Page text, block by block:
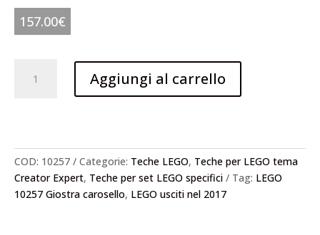
157.00€
carosello
quantità
Aggiungi al carrello
COD: 10257 Categorie: Teche LEGO, Teche per LEGO tema
Creator Expert, Teche per set LEGO specifici Tag: LEGO
10257 Giostra carosello, LEGO usciti nel 2017